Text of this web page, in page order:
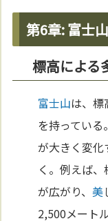
第6章: 富士
標高による
富士山は、標
を持ってい
が大きく変化
く。例えば
が広がり、美
2,500メート